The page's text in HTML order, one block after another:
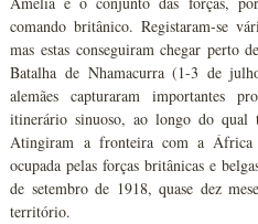
comando britânico. Registaram-se
mas estas conseguiram chegar perto
Batalha de Nhamacurra (1-3 de
alemães capturaram importantes
itinerário sinuoso, ao longo do qual
Atingiram a fronteira com a África
ocupada pelas forças britânicas e
de setembro de 1918, quase dez
território.